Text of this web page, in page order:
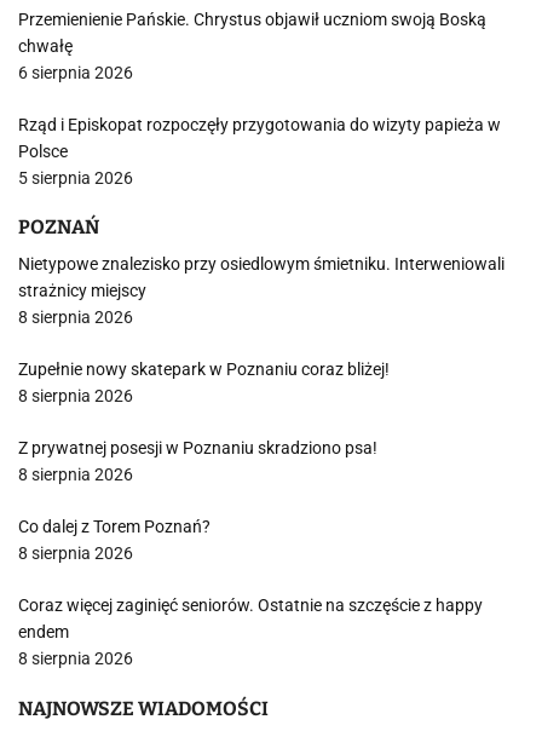
Przemienienie Pańskie. Chrystus objawił uczniom swoją Boską
chwałę
6 sierpnia 2026
Rząd i Episkopat rozpoczęły przygotowania do wizyty papieża w
Polsce
5 sierpnia 2026
POZNAŃ
Nietypowe znalezisko przy osiedlowym śmietniku. Interweniowali
strażnicy miejscy
8 sierpnia 2026
Zupełnie nowy skatepark w Poznaniu coraz bliżej!
8 sierpnia 2026
Z prywatnej posesji w Poznaniu skradziono psa!
8 sierpnia 2026
Co dalej z Torem Poznań?
8 sierpnia 2026
Coraz więcej zaginięć seniorów. Ostatnie na szczęście z happy
endem
8 sierpnia 2026
NAJNOWSZE WIADOMOŚCI